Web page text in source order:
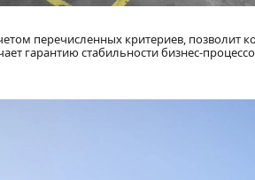
перечисленных критериев, позволит
гарантию стабильности бизнес-